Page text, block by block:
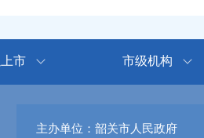
市 市级机构
主办单位：韶关市人民政府